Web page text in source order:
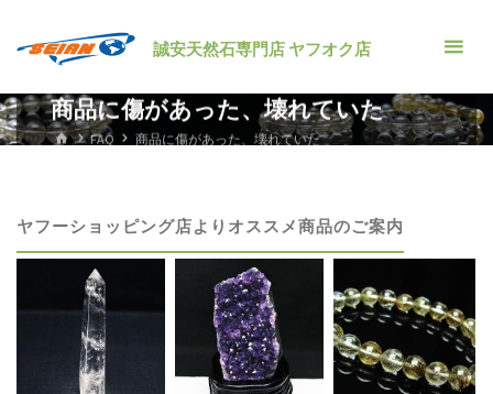
ン
ツ
誠安天然石専門店 ヤフオク店
商品に傷があった、壊れていた
ホ FAQ 商品に傷があった、壊れていた
ヤフーショッピング店よりオススメ商品のご案内